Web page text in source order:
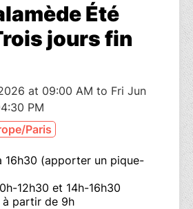
Été
jours fin
at 09:00 AM to Fri Jun
PM
Paris
16h30 (apporter un pique-
12h30 et 14h-16h30
partir de 9h